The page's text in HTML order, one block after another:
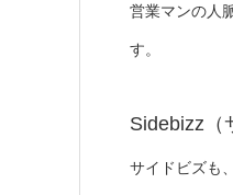
営業マンの人
す。
Sidebizz（
サイドビズも